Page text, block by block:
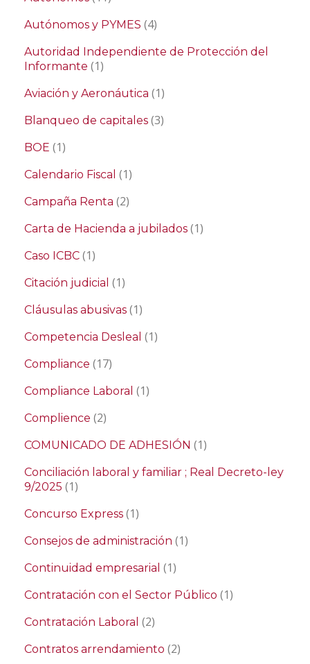
Autónomos y PYMES (4)
Autoridad Independiente de Protección del
Informante (1)
Aviación y Aeronáutica (1)
Blanqueo de capitales (3)
BOE (1)
Calendario Fiscal (1)
Campaña Renta (2)
Carta de Hacienda a jubilados (1)
Caso ICBC (1)
Citación judicial (1)
Cláusulas abusivas (1)
Competencia Desleal (1)
Compliance (17)
Compliance Laboral (1)
Complience (2)
COMUNICADO DE ADHESIÓN (1)
Conciliación laboral y familiar ; Real Decreto-ley
9/2025 (1)
Concurso Express (1)
Consejos de administración (1)
Continuidad empresarial (1)
Contratación con el Sector Público (1)
Contratación Laboral (2)
Contratos arrendamiento (2)